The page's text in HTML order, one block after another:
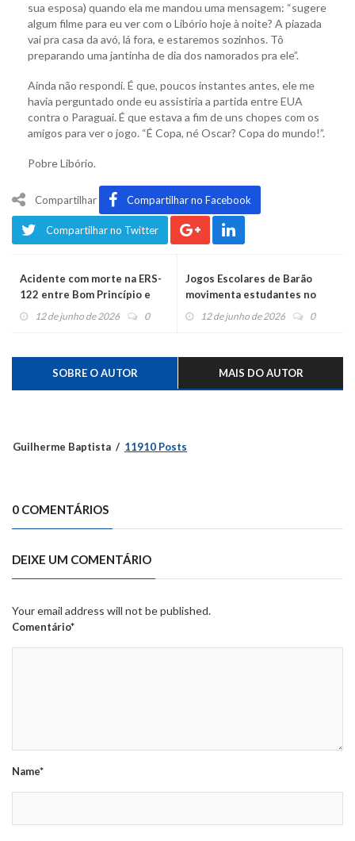
sua esposa) quando ela me mandou uma mensagem: “sugere
algum filme para eu ver com o Libório hoje à noite? A piazada
vai pra casa da avó, lá fora, e estaremos sozinhos. Tô
preparando uma jantinha de dia dos namorados pra ele”.
Ainda não respondi. É que, poucos instantes antes, ele me
havia perguntado onde eu assistiria a partida entre EUA
contra o Paraguai. É que estava a fim de uns chopes com os
amigos para ver o jogo. “É Copa, né Oscar? Copa do mundo!”.
Pobre Libório.
Compartilhar Compartilhar no Facebook
Compartilhar no Twitter
Acidente com morte na ERS-
122 entre Bom Princípio e
São Sebastião do Caí
12 de junho de 2026 0
Jogos Escolares de Barão
movimenta estudantes no
município
12 de junho de 2026 0
SOBRE O AUTOR MAIS DO AUTOR
Guilherme Baptista 11910 Posts
0 COMENTÁRIOS
DEIXE UM COMENTÁRIO
Your email address will not be published.
Comentário*
Name*